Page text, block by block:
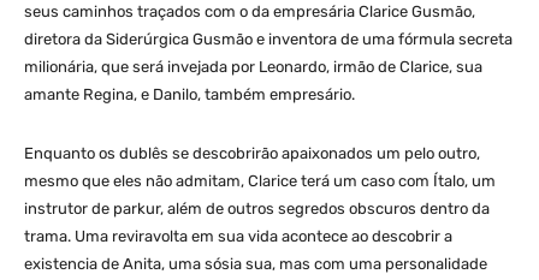
seus caminhos traçados com o da empresária Clarice Gusmão,
diretora da Siderúrgica Gusmão e inventora de uma fórmula secreta
milionária, que será invejada por Leonardo, irmão de Clarice, sua
amante Regina, e Danilo, também empresário.
Enquanto os dublês se descobrirão apaixonados um pelo outro,
mesmo que eles não admitam, Clarice terá um caso com Ítalo, um
instrutor de parkur, além de outros segredos obscuros dentro da
trama. Uma reviravolta em sua vida acontece ao descobrir a
existencia de Anita, uma sósia sua, mas com uma personalidade